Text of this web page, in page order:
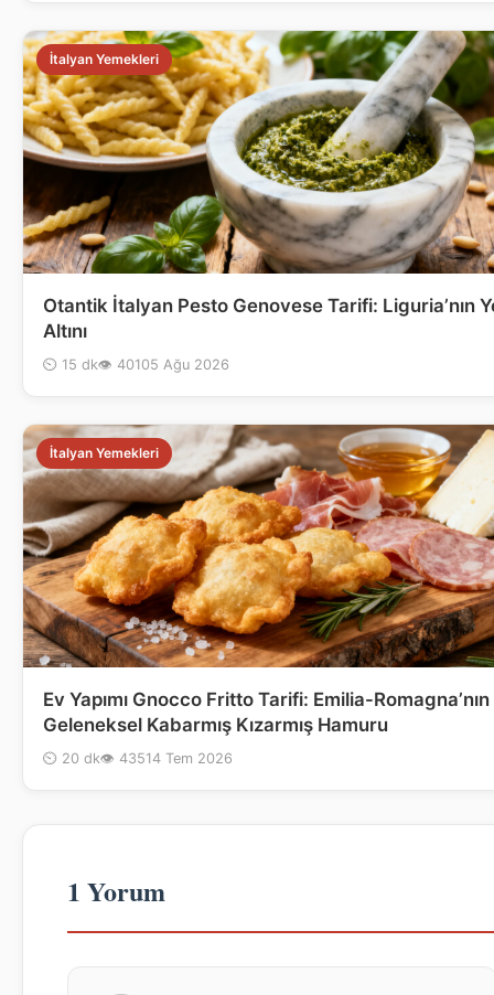
İtalyan Yemekleri
Otantik İtalyan Pesto Genovese Tarifi: Liguria’nın
Altını
⏲ 15 dk👁 401 05 Ağu 2026
İtalyan Yemekleri
Ev Yapımı Gnocco Fritto Tarifi: Emilia-Romagna’nın
Geleneksel Kabarmış Kızarmış Hamuru
⏲ 20 dk👁 43514 Tem 2026
1 Yorum